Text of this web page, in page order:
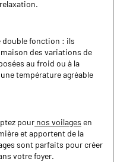
double fonction : ils
des variations de
au froid ou à la
température agréable
pour nos voilages en
et apportent de la
sont parfaits pour créer
votre foyer.